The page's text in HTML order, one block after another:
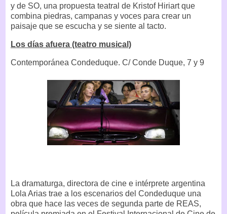
y de SO, una propuesta teatral de Kristof Hiriart que
combina piedras, campanas y voces para crear un
paisaje que se escucha y se siente al tacto.
Los días afuera (teatro musical)
Contemporánea Condeduque. C/ Conde Duque, 7 y 9
La dramaturga, directora de cine e intérprete argentina
Lola Arias trae a los escenarios del Condeduque una
obra que hace las veces de segunda parte de REAS,